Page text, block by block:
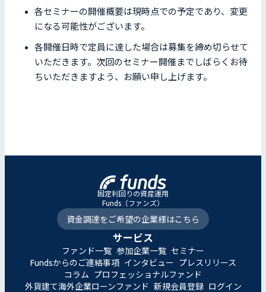
各セミナーの開催概要は現時点での予定であり、変更
になる可能性がございます。
各開催日時で定員に達した場合は募集を締め切らせて
いただきます。次回のセミナー開催までしばらくお待
ちいただきますよう、お願い申し上げます。
固定利回りの資産運用
Funds（ファンズ）
資金調達をご希望の企業様はこちら
サービス
ファンド一覧 参加企業一覧 セミナー
Fundsからのご連絡事項 インタビュー
プレスリリース
コラム
プロフェッショナルファンド
外貨建て海外企業ローンファンド 新規会員登録 ログイン